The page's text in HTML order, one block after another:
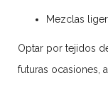
Mezclas
Optar por tejidos
futuras ocasiones,